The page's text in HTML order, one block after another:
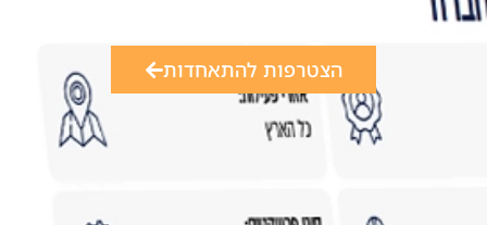
הצטרפות להתאחדות